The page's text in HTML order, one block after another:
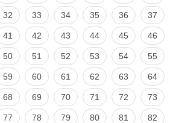
32 33 34 35 36 37
41 42 43 44 45 46
50 51 52 53 54 55
59 60 61 62 63 64
68 69 70 71 72 73
77 78 79 80 81 82